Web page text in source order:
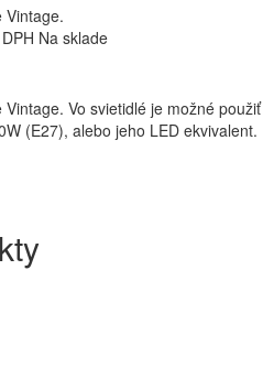
Vintage.
Na sklade
Vo svietidlé je možné použiť
(E27), alebo jeho LED ekvivalent.